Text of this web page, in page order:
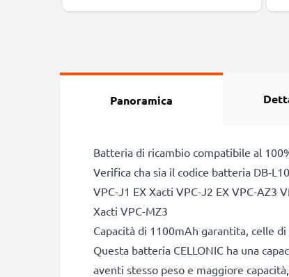
Panoramica
Batteria di ricambio compatibile al
Verifica cha sia il codice batteria DB-
VPC-J1 EX Xacti VPC-J2 EX VPC-AZ3
Xacti VPC-MZ3
Capacità di 1100mAh garantita, celle
Questa batteria CELLONIC ha una
aventi stesso peso e maggiore